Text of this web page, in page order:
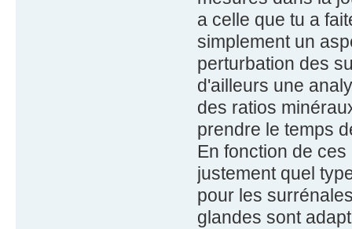
a celle que tu a
simplement un
perturbation des
d'ailleurs une
des ratios
prendre le temps
En fonction de
justement quel
pour les
glandes sont